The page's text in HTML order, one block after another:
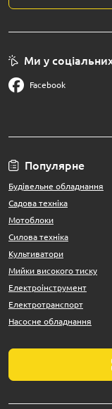
Популярне
Будівельне обладнання
Садова техніка
Мотоблоки
Силова техніка
Культиватори
Мийки високого тиску
Електроінструмент
Електротранспорт
Насосне обладнання
Ми у
Facebook